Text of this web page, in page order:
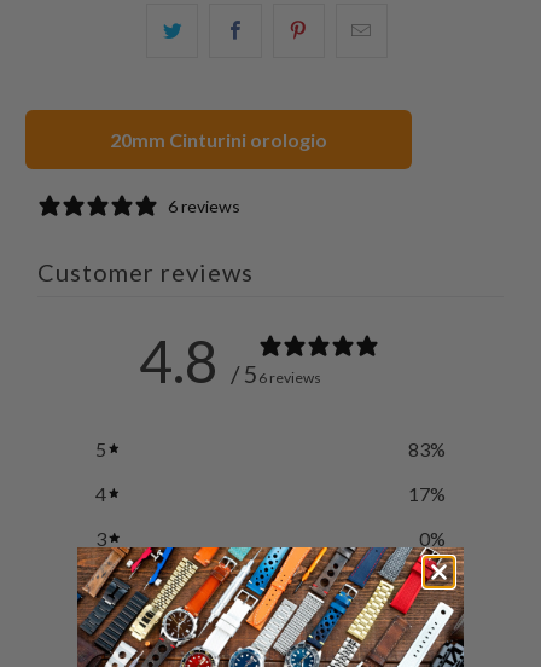
Condividi Share
Condividi
20mm Cinturini orologio
6 reviews
Customer reviews
4.8 / 5 6 reviews
5 83%
4
17%
3
0%
2
0%
1
0%